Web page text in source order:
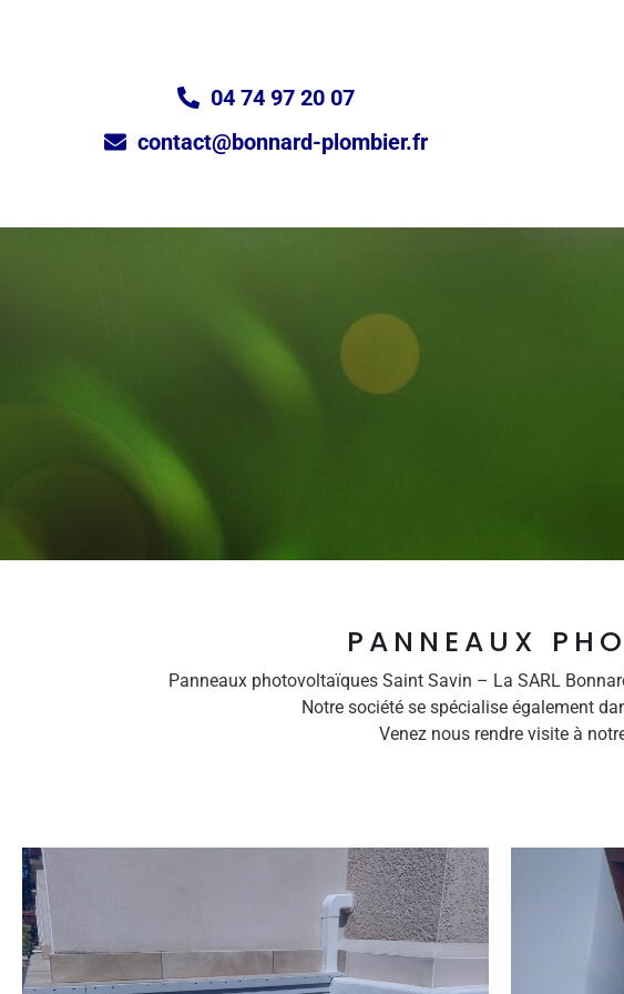
04 74 97 20 07
contact@bonnard-plombier.fr
PANNEAUX
Panneaux photovoltaïques Saint Savin – La SARL
Notre société se spécialise également
Venez nous rendre visite à